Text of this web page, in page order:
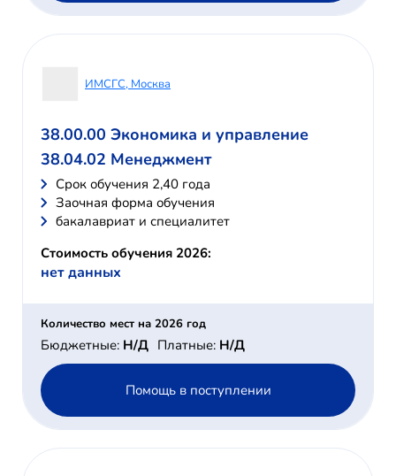
ИМСГС, Москва
38.00.00 Экономика и управление
38.04.02 Менеджмент
Cрок обучения 2,40 года
Заочная форма обучения
бакалавриат и специалитет
Стоимость обучения 2026:
нет данных
Количество мест на 2026 год
Бюджетные: Н/Д Платные: Н/Д
Помощь в поступлении